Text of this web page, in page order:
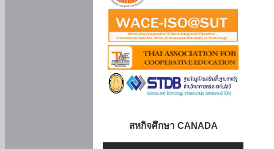
สหกิจศึกษา CANADA